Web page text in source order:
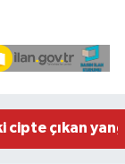
cipte çıkan